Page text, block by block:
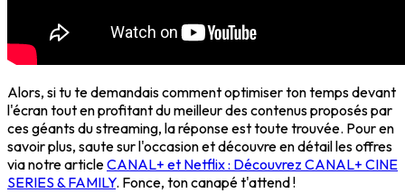
Alors, si tu te demandais comment optimiser ton temps devant
l'écran tout en profitant du meilleur des contenus proposés par
ces géants du streaming, la réponse est toute trouvée. Pour en
savoir plus, saute sur l'occasion et découvre en détail les offres
via notre articleCANAL+ et Netflix : Découvrez CANAL+ CINE
SERIES & FAMILY. Fonce, ton canapé t'attend !